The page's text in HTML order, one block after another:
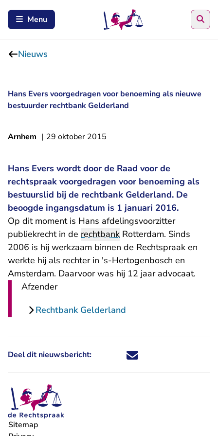
Menu
Nieuws
Hans Evers voorgedragen voor benoeming als nieuwe
bestuurder rechtbank Gelderland
Arnhem | 29 oktober 2015
Hans Evers wordt door de Raad voor de
rechtspraak voorgedragen voor benoeming als
bestuurslid bij de rechtbank Gelderland. De
beoogde ingangsdatum is 1 januari 2016.
Op dit moment is Hans afdelingsvoorzitter
publiekrecht in de rechtbank Rotterdam. Sinds
2006 is hij werkzaam binnen de Rechtspraak en
werkte hij als rechter in 's-Hertogenbosch en
Amsterdam. Daarvoor was hij 12 jaar advocaat.
Afzender
Rechtbank Gelderland
Deel dit nieuwsbericht: Deel dit nieuwsbericht via X -
Deel dit nieuwsbericht via
Deel dit nieuwsbericht
Deel dit
Sitemap